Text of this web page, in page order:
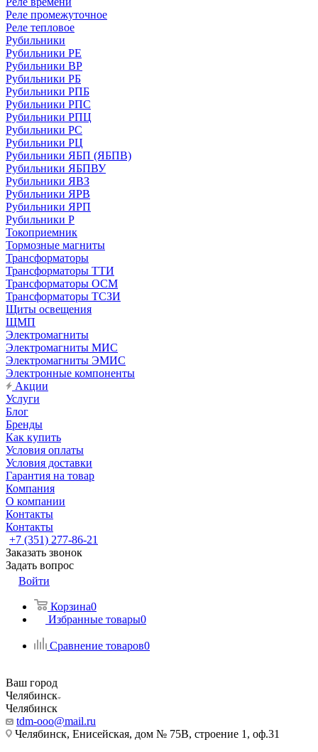
Реле промежуточное
Реле тепловое
Рубильники
Рубильники РЕ
Рубильники ВР
Рубильники РБ
Рубильники РПБ
Рубильники РПС
Рубильники РПЦ
Рубильники РС
Рубильники РЦ
Рубильники ЯБП (ЯБПВ)
Рубильники ЯБПВУ
Рубильники ЯВЗ
Рубильники ЯРВ
Рубильники ЯРП
Рубильники Р
Токоприемник
Тормозные магниты
Трансформаторы
Трансформаторы ТТИ
Трансформаторы ОСМ
Трансформаторы ТСЗИ
Щиты освещения
ЩМП
Электромагниты
Электромагниты МИС
Электромагниты ЭМИС
Электронные компоненты
Акции
Услуги
Блог
Бренды
Как купить
Условия оплаты
Условия доставки
Гарантия на товар
Компания
О компании
Контакты
Контакты
+7 (351) 277-86-21
Заказать звонок
Задать вопрос
Войти
Корзина0
Избранные товары0
Сравнение товаров0
Ваш город
Челябинск
Челябинск
tdm-ooo@mail.ru
Челябинск, Енисейская, дом № 75В, строение 1, оф.31